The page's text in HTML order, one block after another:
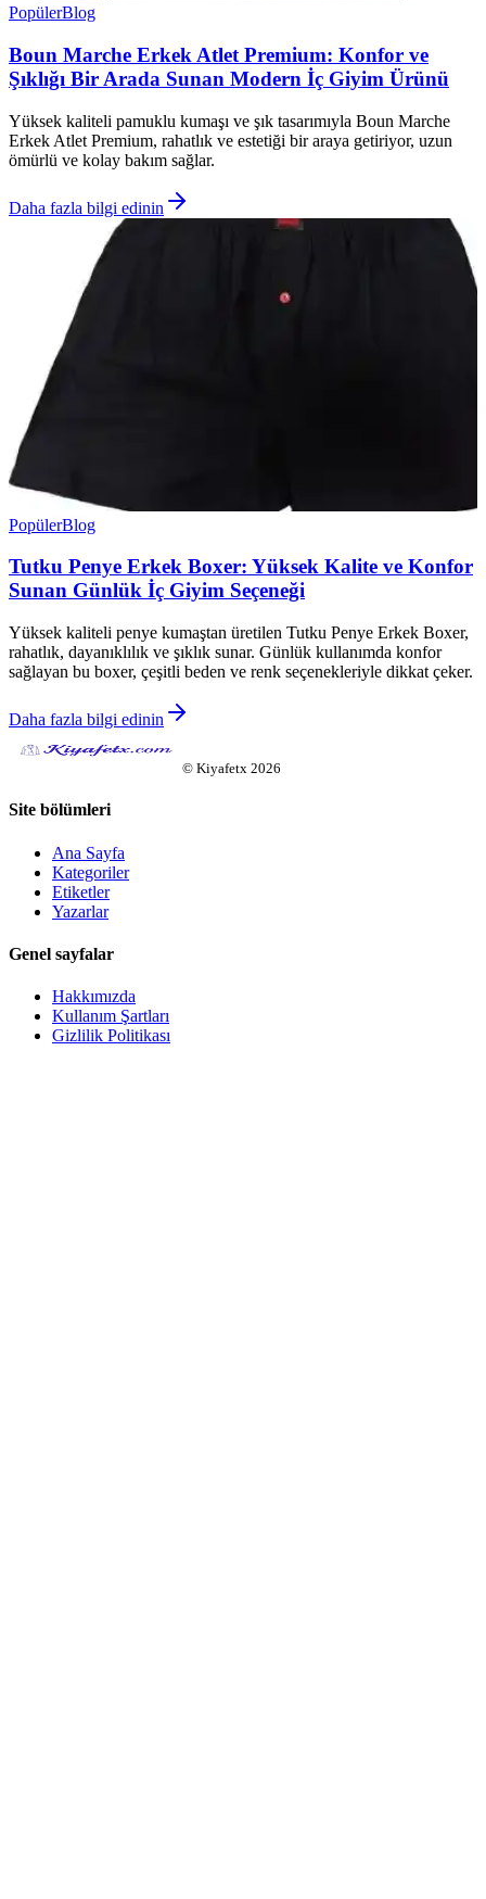
PopülerBlog
Boun Marche Erkek Atlet Premium: Konfor ve
Şıklığı Bir Arada Sunan Modern İç Giyim Ürünü
Yüksek kaliteli pamuklu kumaşı ve şık tasarımıyla Boun Marche
Erkek Atlet Premium, rahatlık ve estetiği bir araya getiriyor, uzun
ömürlü ve kolay bakım sağlar.
Daha fazla bilgi edinin
PopülerBlog
Tutku Penye Erkek Boxer: Yüksek Kalite ve Konfor
Sunan Günlük İç Giyim Seçeneği
Yüksek kaliteli penye kumaştan üretilen Tutku Penye Erkek Boxer,
rahatlık, dayanıklılık ve şıklık sunar. Günlük kullanımda konfor
sağlayan bu boxer, çeşitli beden ve renk seçenekleriyle dikkat çeker.
Daha fazla bilgi edinin
© Kiyafetx 2026
Site bölümleri
Ana Sayfa
Kategoriler
Etiketler
Yazarlar
Genel sayfalar
Hakkımızda
Kullanım Şartları
Gizlilik Politikası